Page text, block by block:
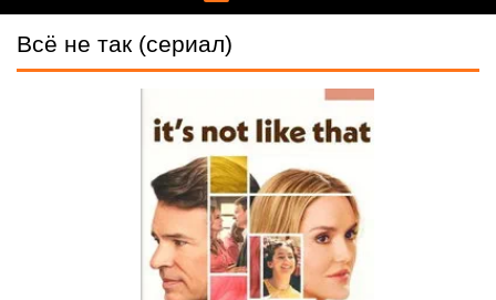
Всё не так (сериал)